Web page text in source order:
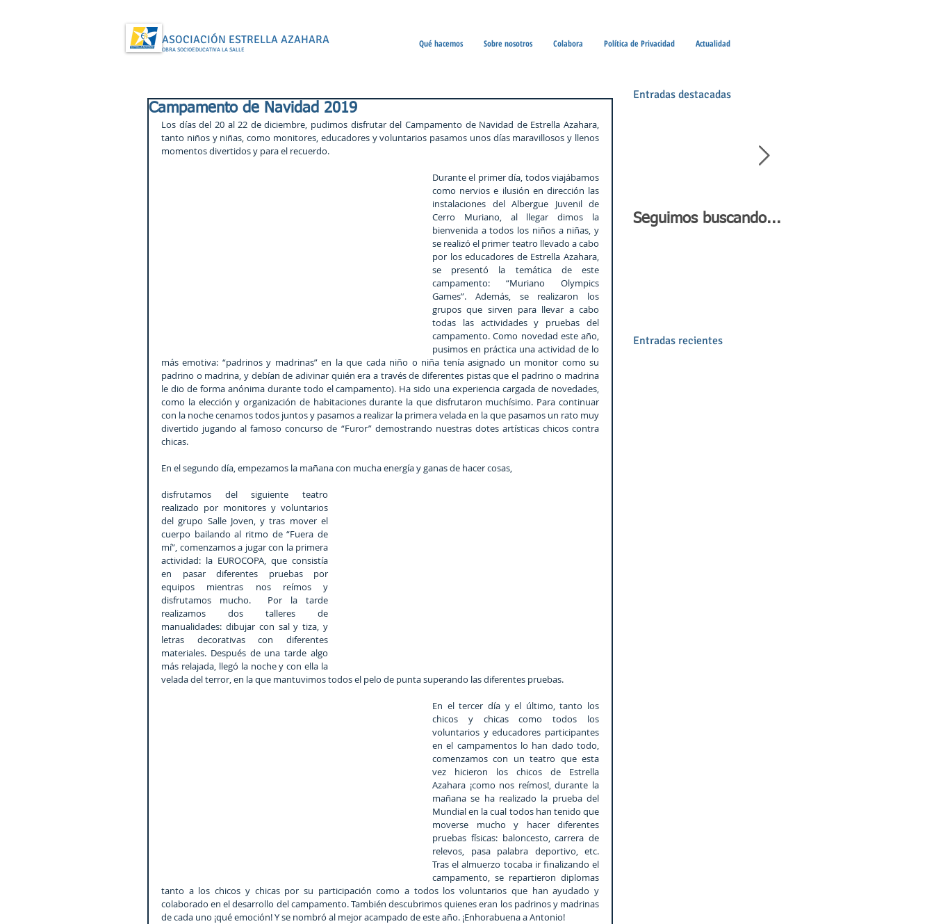
ASOCIACIÓN ESTRELLA AZAHARA
OBRA SOCIOEDUCATIVA LA SALLE Qué hacemos Sobre nosotros Colabora Política de Privacidad Actualidad
Campamento de Navidad 2019
Los días del 20 al 22 de diciembre, pudimos disfrutar del Campamento de Navidad de Estrella Azahara,
tanto niños y niñas, como monitores, educadores y voluntarios pasamos unos días maravillosos y llenos
momentos divertidos y para el recuerdo.
Durante el primer día, todos viajábamos
como nervios e ilusión en dirección las
instalaciones del Albergue Juvenil de
Cerro Muriano, al llegar dimos la
bienvenida a todos los niños a niñas, y
se realizó el primer teatro llevado a cabo
por los educadores de Estrella Azahara,
se presentó la temática de este
campamento: “Muriano Olympics
Games”. Además, se realizaron los
grupos que sirven para llevar a cabo
todas las actividades y pruebas del
campamento. Como novedad este año,
pusimos en práctica una actividad de lo
más emotiva: “padrinos y madrinas” en la que cada niño o niña tenía asignado un monitor como su
padrino o madrina, y debían de adivinar quién era a través de diferentes pistas que el padrino o madrina
le dio de forma anónima durante todo el campamento). Ha sido una experiencia cargada de novedades,
como la elección y organización de habitaciones durante la que disfrutaron muchísimo. Para continuar
con la noche cenamos todos juntos y pasamos a realizar la primera velada en la que pasamos un rato muy
divertido jugando al famoso concurso de “Furor” demostrando nuestras dotes artísticas chicos contra
chicas.
En el segundo día, empezamos la mañana con mucha energía y ganas de hacer cosas,
disfrutamos del siguiente teatro
realizado por monitores y voluntarios
del grupo Salle Joven, y tras mover el
cuerpo bailando al ritmo de “Fuera de
mí”, comenzamos a jugar con la primera
actividad: la EUROCOPA, que consistía
en pasar diferentes pruebas por
equipos mientras nos reímos y
disfrutamos mucho.  Por la tarde
realizamos dos talleres de
manualidades: dibujar con sal y tiza, y
letras decorativas con diferentes
materiales. Después de una tarde algo
más relajada, llegó la noche y con ella la
velada del terror, en la que mantuvimos todos el pelo de punta superando las diferentes pruebas.
En el tercer día y el último, tanto los
chicos y chicas como todos los
voluntarios y educadores participantes
en el campamentos lo han dado todo,
comenzamos con un teatro que esta
vez hicieron los chicos de Estrella
Azahara ¡como nos reímos!, durante la
mañana se ha realizado la prueba del
Mundial en la cual todos han tenido que
moverse mucho y hacer diferentes
pruebas físicas: baloncesto, carrera de
relevos, pasa palabra deportivo, etc.
Tras el almuerzo tocaba ir finalizando el
campamento, se repartieron diplomas
tanto a los chicos y chicas por su participación como a todos los voluntarios que han ayudado y
colaborado en el desarrollo del campamento. También descubrimos quienes eran los padrinos y madrinas
de cada uno ¡qué emoción! Y se nombró al mejor acampado de este año. ¡Enhorabuena a Antonio!
Entradas destacadas
Seguimos buscando...
Entradas recientes